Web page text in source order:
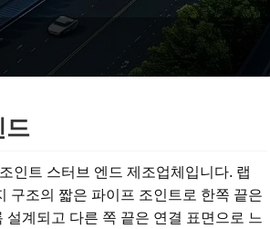
드
인트 스터브 엔드 제조업체입니다. 랩
구조의 짧은 파이프 조인트로 한쪽 끝은
계되고 다른 쪽 끝은 연결 표면으로 느